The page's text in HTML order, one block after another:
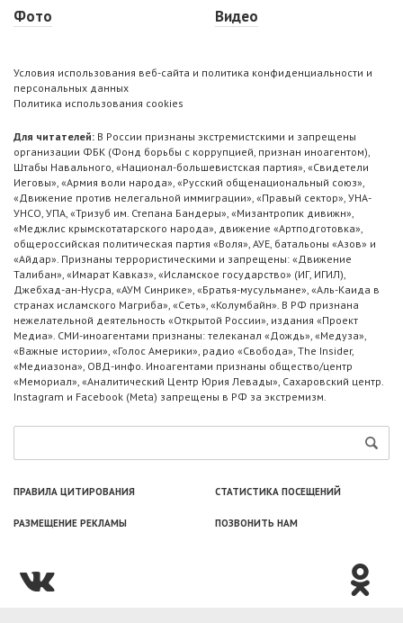
Фото
Видео
Условия использования веб-сайта и политика конфиденциальности и
персональных данных
Политика использования cookies
Для читателей: В России признаны экстремистскими и запрещены
организации ФБК (Фонд борьбы с коррупцией, признан иноагентом),
Штабы Навального, «Национал-большевистская партия», «Свидетели
Иеговы», «Армия воли народа», «Русский общенациональный союз»,
«Движение против нелегальной иммиграции», «Правый сектор», УНА-
УНСО, УПА, «Тризуб им. Степана Бандеры», «Мизантропик дивижн»,
«Меджлис крымскотатарского народа», движение «Артподготовка»,
общероссийская политическая партия «Воля», АУЕ, батальоны «Азов» и
«Айдар». Признаны террористическими и запрещены: «Движение
Талибан», «Имарат Кавказ», «Исламское государство» (ИГ, ИГИЛ),
Джебхад-ан-Нусра, «АУМ Синрике», «Братья-мусульмане», «Аль-Каида в
странах исламского Магриба», «Сеть», «Колумбайн». В РФ признана
нежелательной деятельность «Открытой России», издания «Проект
Медиа». СМИ-иноагентами признаны: телеканал «Дождь», «Медуза»,
«Важные истории», «Голос Америки», радио «Свобода», The Insider,
«Медиазона», ОВД-инфо. Иноагентами признаны общество/центр
«Мемориал», «Аналитический Центр Юрия Левады», Сахаровский центр.
Instagram и Facebook (Metа) запрещены в РФ за экстремизм.
ПРАВИЛА ЦИТИРОВАНИЯ СТАТИСТИКА ПОСЕЩЕНИЙ
РАЗМЕЩЕНИЕ РЕКЛАМЫ ПОЗВОНИТЬ НАМ